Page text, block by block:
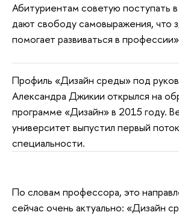
Абитуриентам советую поступать
дают свободу самовыражения, что
помогает развиваться в
Профиль «Дизайн среды» под
Александра Джикии открылся на
программе «Дизайн» в 2015 году.
университет выпустил первый
специальности.
По словам профессора, это
сейчас очень актуально: «Дизайн